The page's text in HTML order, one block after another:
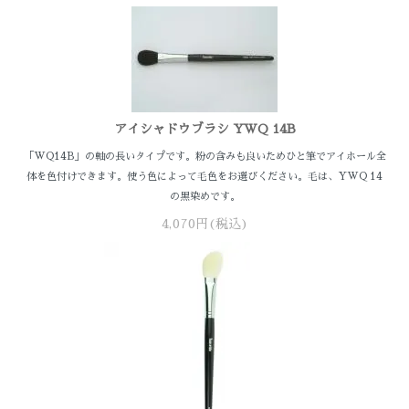
アイシャドウブラシ YWQ 14B
「WQ14B」の軸の長いタイプです。粉の含みも良いためひと筆でアイホール全
体を色付けできます。使う色によって毛色をお選びください。毛は、YWQ 14
の黒染めです。
4,070円(税込)